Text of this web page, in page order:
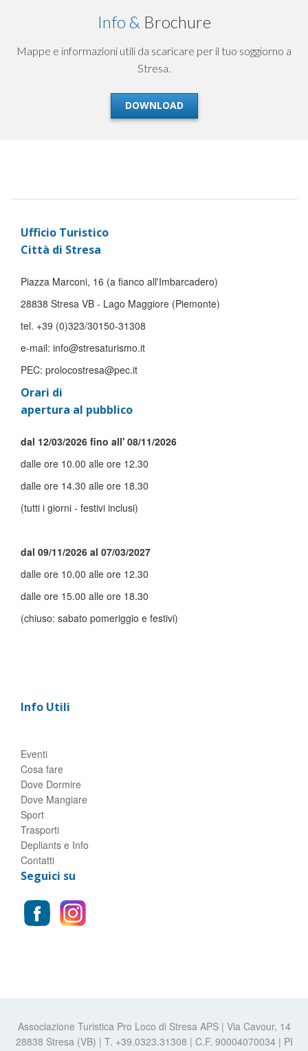
Info & Brochure
Mappe e informazioni utili da scaricare per il tuo soggiorno a
Stresa.
DOWNLOAD
Ufficio Turistico
Città di Stresa
Piazza Marconi, 16 (a fianco all'Imbarcadero)
28838 Stresa VB - Lago Maggiore (Piemonte)
tel. +39 (0)323/30150-31308
e-mail: info@stresaturismo.it
PEC: prolocostresa@pec.it
Orari di
apertura al pubblico
dal 12/03/2026 fino all' 08/11/2026
dalle ore 10.00 alle ore 12.30
dalle ore 14.30 alle ore 18.30
(tutti i giorni - festivi inclusi)
dal 09/11/2026 al 07/03/2027
dalle ore 10.00 alle ore 12.30
dalle ore 15.00 alle ore 18.30
(chiuso: sabato pomeriggio e festivi)
Info Utili
Eventi
Cosa fare
Dove Dormire
Dove Mangiare
Sport
Trasporti
Depliants e Info
Contatti
Seguici su
Associazione Turistica Pro Loco di Stresa APS | Via Cavour, 14
28838 Stresa (VB) | T. +39.0323.31308 | C.F. 90004070034 | PI